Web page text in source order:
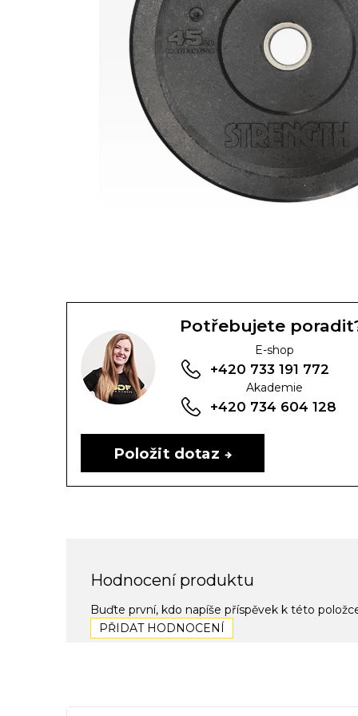
Potřebujete
E-shop
+420 733 191 772
Akademie
+420 734 604 128
Položit dotaz
Hodnocení produktu
Buďte první, kdo napíše příspěvek k této
PŘIDAT HODNOCENÍ